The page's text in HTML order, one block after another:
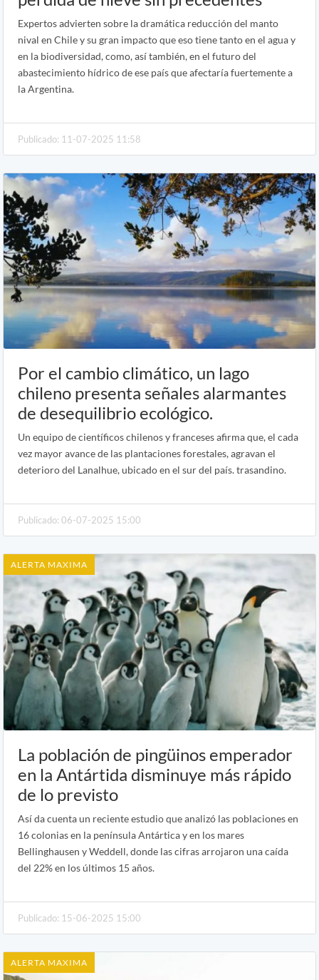
Expertos advierten sobre la dramática reducción del manto
nival en Chile y su gran impacto que eso tiene tanto en el agua y
en la biodiversidad, como, así también, en el futuro del
abastecimiento hídrico de ese país que afectaría fuertemente a
la Argentina.
Publicado: 11-07-2025 11:58
Por el cambio climático, un lago
chileno presenta señales alarmantes
de desequilibrio ecológico.
Un equipo de científicos chilenos y franceses afirma que, el cada
vez mayor avance de las plantaciones forestales, agravan el
deterioro del Lanalhue, ubicado en el sur del país. trasandino.
Publicado: 06-07-2025 15:00
ALERTA MAXIMA
La población de pingüinos emperador
en la Antártida disminuye más rápido
de lo previsto
Así da cuenta un reciente estudio que analizó las poblaciones en
16 colonias en la península Antártica y en los mares
Bellinghausen y Weddell, donde las cifras arrojaron una caída
del 22% en los últimos 15 años.
Publicado: 15-06-2025 15:00
ALERTA MAXIMA